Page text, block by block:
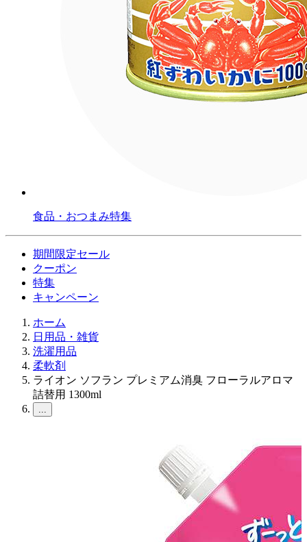
食品・おつまみ特集
期間限定セール
クーポン
特集
キャンペーン
ホーム
日用品・雑貨
洗濯用品
柔軟剤
ライオン ソフラン プレミアム消臭 フローラルアロマ
詰替用 1300ml
...